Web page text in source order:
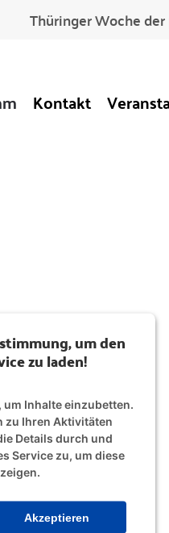
Thüringer Woche
Kontakt
um den
zu laden!
Inhalte einzubetten.
zu Ihren Aktivitäten
Details durch und
Service zu, um diese
Akzeptieren